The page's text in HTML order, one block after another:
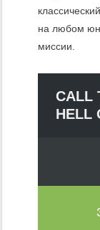
на любом
миссии.
CALL
HELL